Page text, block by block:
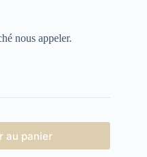
nous appeler.
au panier